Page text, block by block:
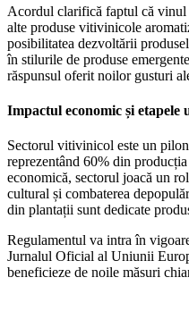
Acordul clarifică faptul că vinul
alte produse vitivinicole
posibilitatea dezvoltării
în stilurile de produse
răspunsul oferit noilor gusturi
Impactul economic și etapele
Sectorul vitivinicol este un
reprezentând 60% din
economică, sectorul joacă un
cultural și combaterea
din plantații sunt dedicate
Regulamentul va intra în
Jurnalul Oficial al Uniunii
beneficieze de noile măsuri